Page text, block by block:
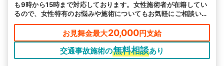
も9時から15時まで対応しております。女性施術者が在籍してい
るので、女性特有のお悩みや施術についてもお気軽にご相談いた
だければと思います。
お見舞金最大20,000円支給
交通事故施術の無料相談あり